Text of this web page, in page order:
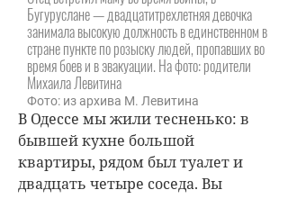
Бугуруслане — двадцатитрехлетняя девочка
занимала высокую должность в единственном в
стране пункте по розыску людей, пропавших во
время боев и в эвакуации. На фото: родители
Михаила Левитина
Фото: из архива М. Левитина
В Одессе мы жили тесненько: в
бывшей кухне большой
квартиры, рядом был туалет и
двадцать четыре соседа. Вы